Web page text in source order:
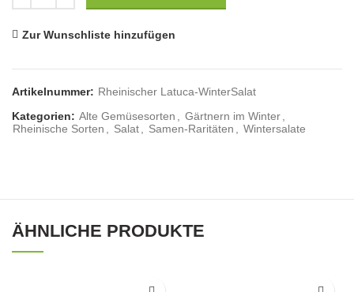
Zur Wunschliste hinzufügen
Artikelnummer: Rheinischer Latuca-WinterSalat
Kategorien: Alte Gemüsesorten , Gärtnern im Winter,
Rheinische Sorten , Salat, Samen-Raritäten , Wintersalate
ÄHNLICHE PRODUKTE